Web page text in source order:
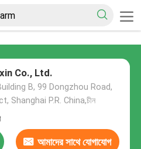
Shanghai Zhuxin Co., Ltd.
B, 99 Dongzhou Road,
Shanghai P.R. China,চীন
আমাদের সাথে যোগাযোগ